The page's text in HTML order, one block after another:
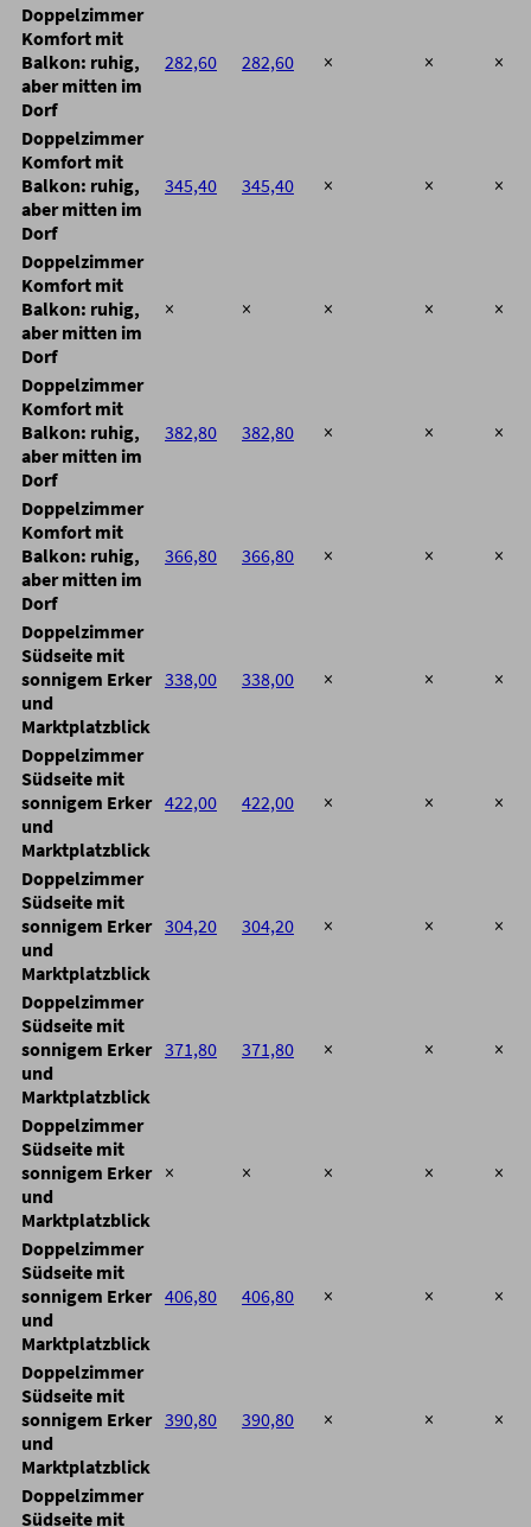
Doppelzimmer
Komfort mit
Balkon: ruhig,
aber mitten im
Dorf
282,60 282,60 × × ×
Doppelzimmer
Komfort mit
Balkon: ruhig,
aber mitten im
Dorf
345,40 345,40 × × ×
Doppelzimmer
Komfort mit
Balkon: ruhig,
aber mitten im
Dorf
× × × × ×
Doppelzimmer
Komfort mit
Balkon: ruhig,
aber mitten im
Dorf
382,80 382,80 × × ×
Doppelzimmer
Komfort mit
Balkon: ruhig,
aber mitten im
Dorf
366,80 366,80 × × ×
Doppelzimmer
Südseite mit
sonnigem Erker
und
Marktplatzblick
338,00 338,00 × × ×
Doppelzimmer
Südseite mit
sonnigem Erker
und
Marktplatzblick
422,00 422,00 × × ×
Doppelzimmer
Südseite mit
sonnigem Erker
und
Marktplatzblick
304,20 304,20 × × ×
Doppelzimmer
Südseite mit
sonnigem Erker
und
Marktplatzblick
371,80 371,80 × × ×
Doppelzimmer
Südseite mit
sonnigem Erker
und
Marktplatzblick
× × × × ×
Doppelzimmer
Südseite mit
sonnigem Erker
und
Marktplatzblick
406,80 406,80 × × ×
Doppelzimmer
Südseite mit
sonnigem Erker
und
Marktplatzblick
390,80 390,80 × × ×
Doppelzimmer
Südseite mit